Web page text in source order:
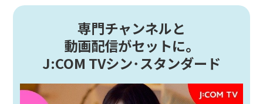
専門チャンネルと
動画配信がセットに。
J:COM TVシン･スタンダード